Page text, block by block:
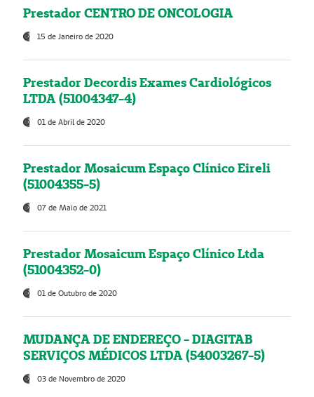
Prestador CENTRO DE ONCOLOGIA
15 de Janeiro de 2020
Prestador Decordis Exames Cardiológicos
LTDA (51004347-4)
01 de Abril de 2020
Prestador Mosaicum Espaço Clínico Eireli
(51004355-5)
07 de Maio de 2021
Prestador Mosaicum Espaço Clínico Ltda
(51004352-0)
01 de Outubro de 2020
MUDANÇA DE ENDEREÇO - DIAGITAB
SERVIÇOS MÉDICOS LTDA (54003267-5)
03 de Novembro de 2020